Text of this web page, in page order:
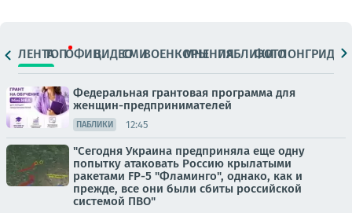
ЛЕНТАТОПОФИЦ.ВИДЕОСМИВОЕНКОРЫМНЕНИЯПАБЛИКИ
ФОТОЛОНГРИДЫ
Федеральная грантовая программа для
женщин-предпринимателей
ПАБЛИКИ 12:45
"Сегодня Украина предприняла еще одну
попытку атаковать Россию крылатыми
ракетами FP-5 "Фламинго", однако, как и
прежде, все они были сбиты российской
системой ПВО"